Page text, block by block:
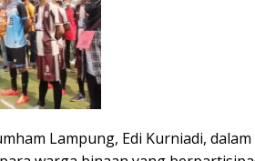
Lampung, Edi Kurniadi,